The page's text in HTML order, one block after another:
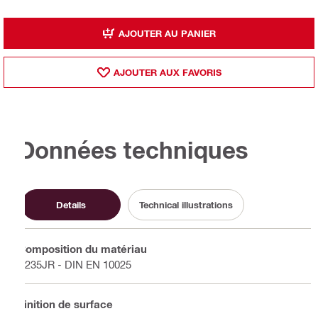
AJOUTER AU PANIER
AJOUTER AUX FAVORIS
Données techniques
Details Technical illustrations
Composition du matériau
S235JR - DIN EN 10025
Finition de surface